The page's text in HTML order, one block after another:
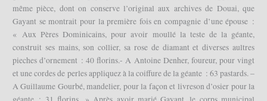
même pièce, dont on conserve l’original aux archives de Douai, que
Gayant se montrait pour la première fois en compagnie d’une épouse :
« Aux Pères Dominicains, pour avoir moullé la teste de la géante,
construit ses mains, son collier, sa rose de diamant et diverses aultres
pieches d’ornement : 40 florins.- A Antoine Denher, foureur, pour vingt
et une cordes de perles appliquez à la coiffure de la géante : 63 pastards. –
A Guillaume Gourbé, mandelier, pour la façon et livreson d’osier pour la